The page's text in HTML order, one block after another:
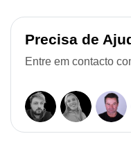
Precisa de
Entre em contacto